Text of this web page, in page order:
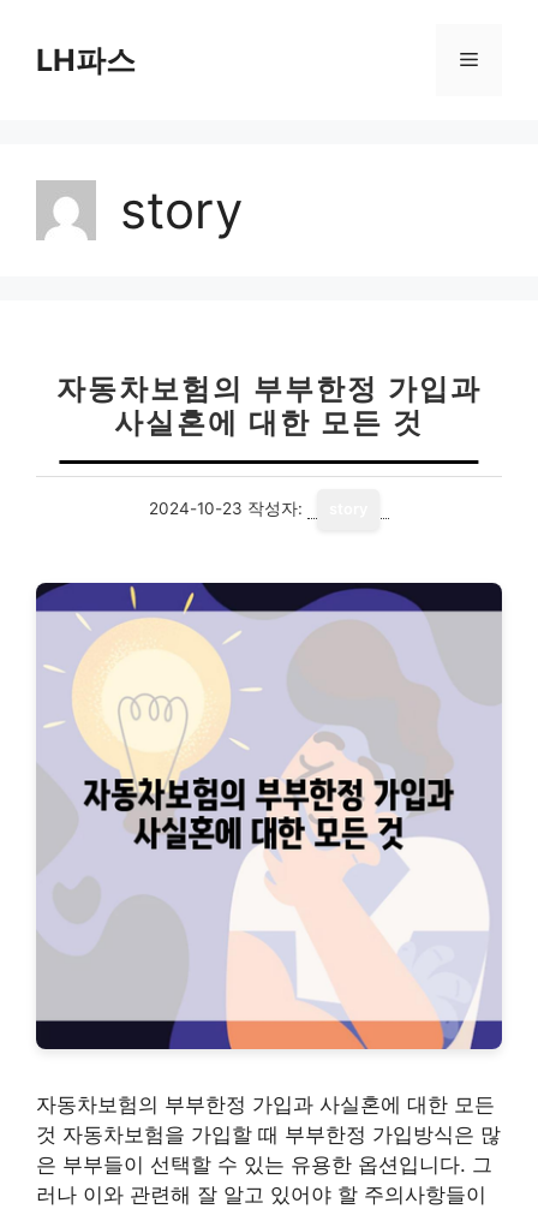
LH파스 메
story
자동차보험의 부부한정 가입과
사실혼에 대한 모든 것
2024-10-23 작성자:
자동차보험의 부부한정 가입과 사실혼에 대한 모든
것 자동차보험을 가입할 때 부부한정 가입방식은 많
은 부부들이 선택할 수 있는 유용한 옵션입니다. 그
러나 이와 관련해 잘 알고 있어야 할 주의사항들이